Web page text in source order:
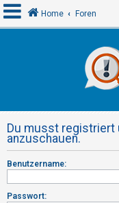
e
l
d
e
n
Home Foren
Du musst registriert
anzuschauen.
Benutzername:
Passwort: